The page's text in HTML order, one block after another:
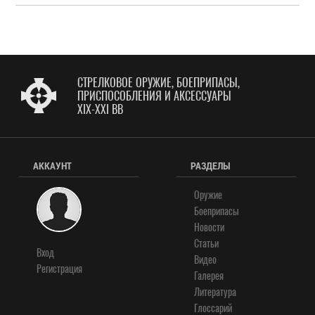
СТРЕЛКОВОЕ ОРУЖИЕ, БОЕПРИПАСЫ,
ПРИСПОСОБЛЕНИЯ И АКСЕССУАРЫ
XIX-XXI ВВ
АККАУНТ
Вход
Регистрация
РАЗДЕЛЫ
Оружие
Боеприпасы
Новости
Статьи
Видео
Галерея
Литература
Глоссарий